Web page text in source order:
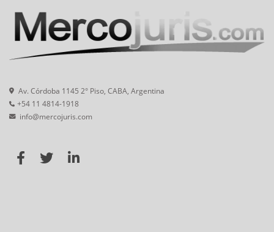
Av. Córdoba 1145 2° Piso, CABA, Argentina
+54 11 4814-1918
info@mercojuris.com